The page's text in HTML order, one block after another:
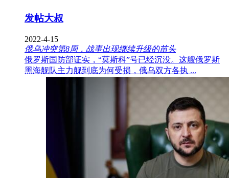
发帖大叔
2022-4-15
俄乌冲突第8周，战事出现继续升级的苗头
俄罗斯国防部证实，“莫斯科”号已经沉没。这艘俄罗斯
黑海舰队主力舰到底为何受损，俄乌双方各执 ...